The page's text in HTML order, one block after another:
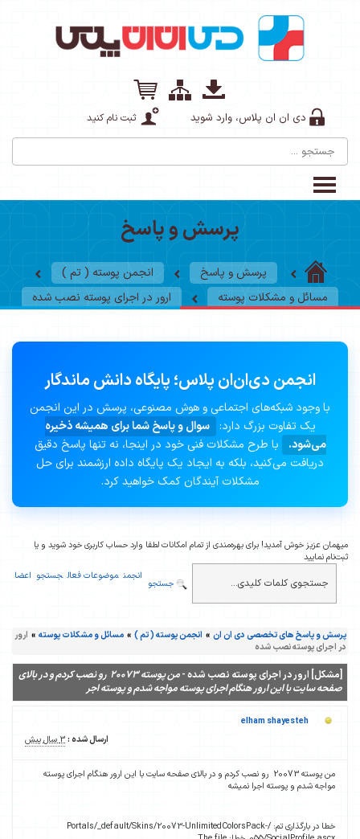
دی ان ان پلاس، وارد شوید ثبت نام کنید
پرسش و پاسخ
پرسش و پاسخ
انجمن پوسته ( تم )
مسائل و مشکلات پوسته
ارور در اجرای پوسته نصب شده
انجمن دی‌ان‌ان پلاس؛ پایگاه دانش ماندگار
با وجود شبکه‌های اجتماعی و هوش مصنوعی، پرسش در این انجمن
یک تفاوت بزرگ دارد: سوال و پاسخ شما برای همیشه ذخیره
می‌شود.
با طرح مشکلات فنی خود در اینجا، نه تنها پاسخ دقیق
دریافت می‌کنید، بلکه به ایجاد یک پایگاه داده ارزشمند برای حل
مشکلات آیندگان کمک خواهید کرد.
میهمان عزیز خوش آمدید! برای بهره‌مندی از تمام امکانات لطفا وارد حساب کاربری خود شوید و یا
ثبت‌نام نمایید
انجمن موضوعات فعال جستجو اعضا
جستجو
پرسش و پاسخ های تخصصی دی ان ان » انجمن پوسته ( تم ) » مسائل و مشکلات پوسته » ارور
در اجرای پوسته نصب شده
[مشکل] ارور در اجرای پوسته نصب شده -
من پوسته 20073 رو نصب کردم و در بالای
صفحه سایت با این ارور هنگام اجرای پوسته مواجه شدم و پوسته اجر
elham shayesteh
ارسال شده :3 سال پیش
من پوسته 20073 رو نصب کردم و در بالای صفحه سایت با این ارور هنگام اجرای پوسته
مواجه شدم و پوسته اجرا نمیشه
خطا در بارگذاری تم: /Portals/_default/Skins/20073-UnlimitedColorsPack-